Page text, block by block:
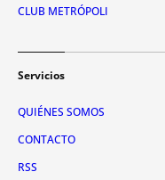
CLUB METRÓPOLI
Servicios
QUIÉNES SOMOS
CONTACTO
RSS